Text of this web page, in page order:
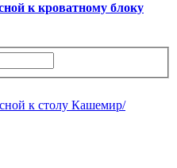
к кроватному блоку